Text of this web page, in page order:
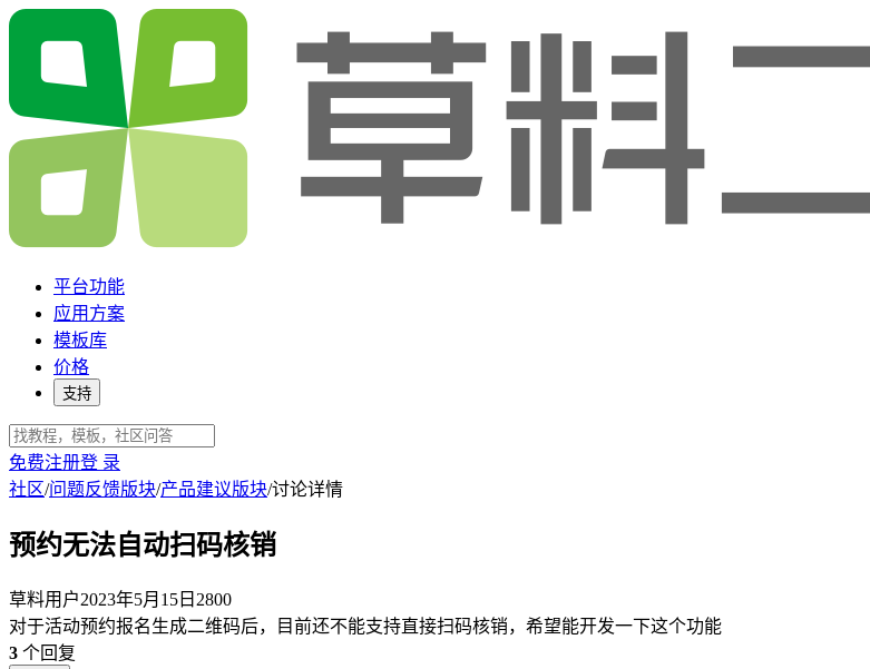
平台功能
应用方案
模板库
价格
支持
免费注册登 录
社区/问题反馈版块/产品建议版块/讨论详情
预约无法自动扫码核销
草料用户2023年5月15日 2800
对于活动预约报名生成二维码后，目前还不能支持直接扫码核销，希望能开发一下这个功能
3 个回复